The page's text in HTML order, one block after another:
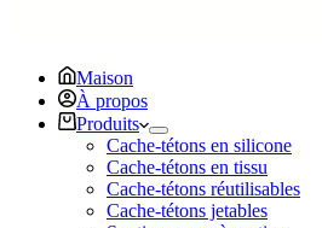
Maison
À propos
Produits
Cache-tétons en silicone
Cache-tétons en tissu
Cache-tétons réutilisables
Cache-tétons jetables